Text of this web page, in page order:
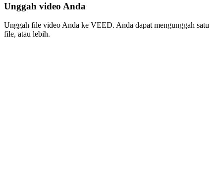
Unggah video Anda
Unggah file video Anda ke VEED. Anda dapat mengunggah satu
file, atau lebih.